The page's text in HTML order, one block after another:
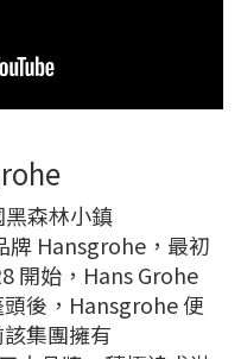
森林小鎮
牌 Hansgrohe，最初
開始，Hans Grohe
後，Hansgrohe 便
集團擁有